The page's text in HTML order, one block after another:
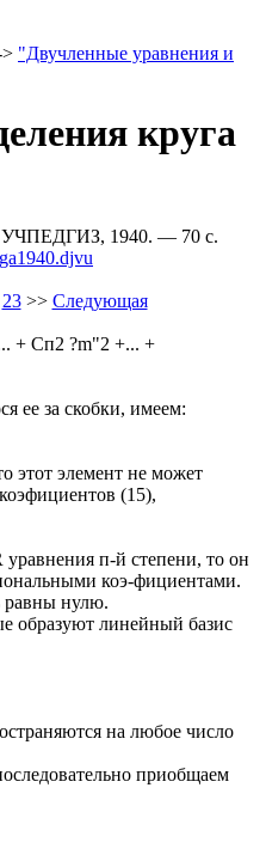
"Двучленные уравнения и
круга
1940. — 70 c.
23>> Следующая
+ Сп2 ?m"2 +... +
ее за скобки, имеем:
этот элемент не может
(15),
уравнения п-й степени, то он
коэ-фициентами.
равны нулю.
образуют линейный базис
на любое число
приобщаем